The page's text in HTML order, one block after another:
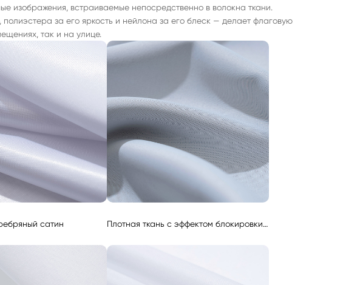
изображения, встраиваемые непосредственно в волокна ткани.
за его яркость и нейлона за его блеск — делает флаговую
так и на улице.
сатин Плотная ткань с эффектом блокировки света